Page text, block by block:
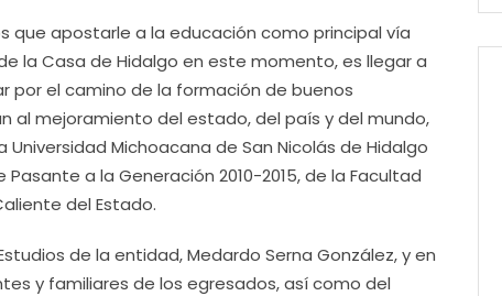
que apostarle a la educación como principal vía
la Casa de Hidalgo en este momento, es llegar a
por el camino de la formación de buenos
al mejoramiento del estado, del país y del mundo,
Michoacana de San Nicolás de Hidalgo
a la Generación 2010-2015, de la Facultad
del Estado.
de la entidad, Medardo Serna González, y en
y familiares de los egresados, así como del